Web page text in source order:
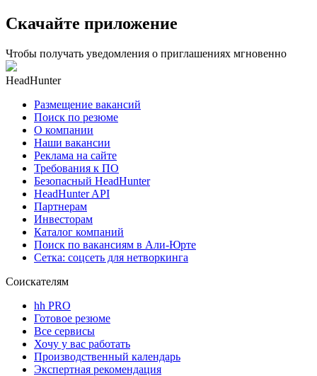
Скачайте приложение
Чтобы получать уведомления о приглашениях мгновенно
HeadHunter
Размещение вакансий
Поиск по резюме
О компании
Наши вакансии
Реклама на сайте
Требования к ПО
Безопасный HeadHunter
HeadHunter API
Партнерам
Инвесторам
Каталог компаний
Поиск по вакансиям в Али-Юрте
Сетка: соцсеть для нетворкинга
Соискателям
hh PRO
Готовое резюме
Все сервисы
Хочу у вас работать
Производственный календарь
Экспертная рекомендация